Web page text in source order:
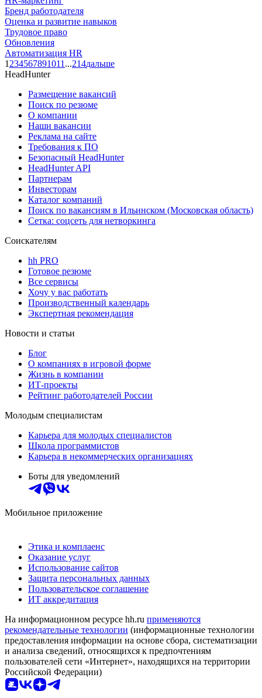
Бренд работодателя
Оценка и развитие навыков
Трудовое право
Обновления
Автоматизация HR
1 234567891011 ...214дальше
HeadHunter
Размещение вакансий
Поиск по резюме
О компании
Наши вакансии
Реклама на сайте
Требования к ПО
Безопасный HeadHunter
HeadHunter API
Партнерам
Инвесторам
Каталог компаний
Поиск по вакансиям в Ильинском (Московская область)
Сетка: соцсеть для нетворкинга
Соискателям
hh PRO
Готовое резюме
Все сервисы
Хочу у вас работать
Производственный календарь
Экспертная рекомендация
Новости и статьи
Блог
О компаниях в игровой форме
Жизнь в компании
ИТ-проекты
Рейтинг работодателей России
Молодым специалистам
Карьера для молодых специалистов
Школа программистов
Карьера в некоммерческих организациях
Боты для уведомлений
Мобильное приложение
Этика и комплаенс
Оказание услуг
Использование сайтов
Защита персональных данных
Пользовательское соглашение
ИТ аккредитация
На информационном ресурсе hh.ru применяются
рекомендательные технологии (информационные технологии
предоставления информации на основе сбора, систематизации
и анализа сведений, относящихся к предпочтениям
пользователей сети «Интернет», находящихся на территории
Российской Федерации)